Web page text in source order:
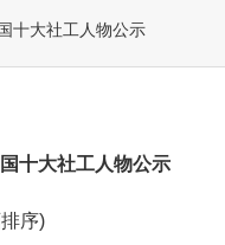
十大社工人物公示
十大社工人物公示
序)